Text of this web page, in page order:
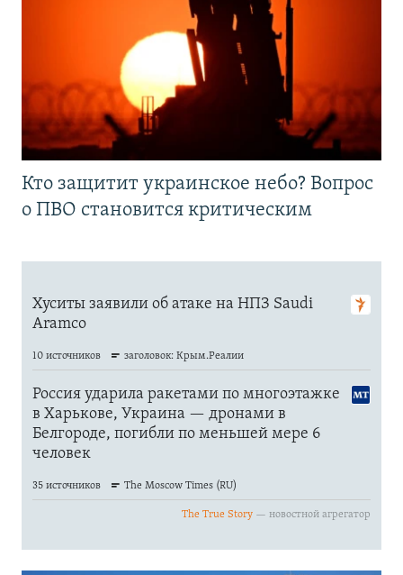
Кто защитит украинское небо? Вопрос
о ПВО становится критическим